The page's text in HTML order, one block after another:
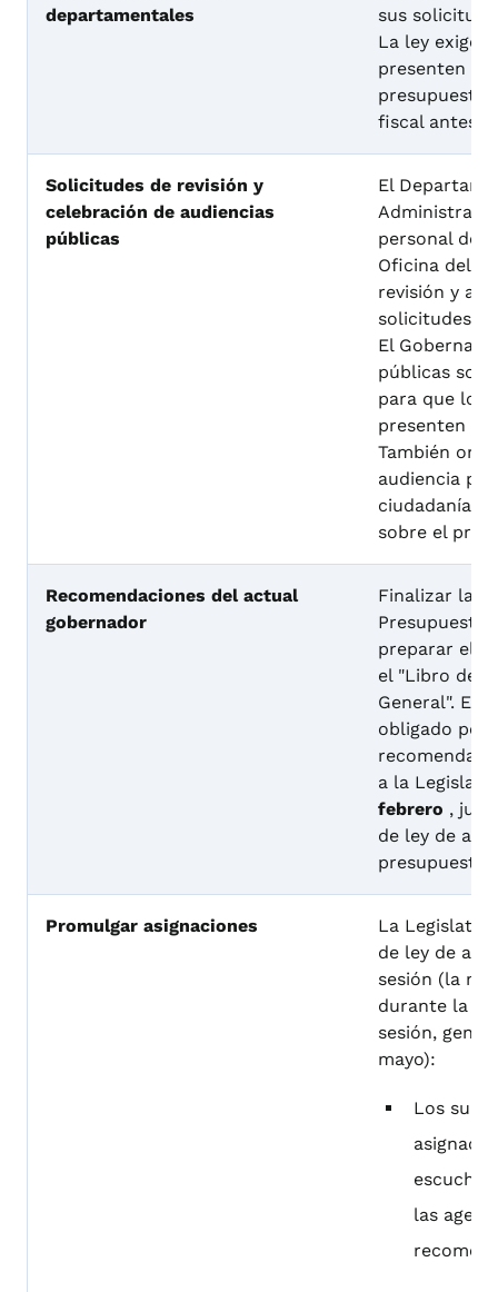
departamentales
sus
La ley exige
presenten
presupuesto
fiscal antes
Solicitudes de revisión y
celebración de audiencias
públicas
El
personal del
Oficina del
revisión y
solicitudes
El
públicas
para que los
presenten
También
audiencia
ciudadanía
sobre el
Recomendaciones del actual
gobernador
Finalizar las
preparar el
el "Libro del
General". El
obligado por
a la
febrero ,
de ley de
Promulgar asignaciones
La
de ley de
sesión (la
durante la
sesión,
mayo):
Los
las